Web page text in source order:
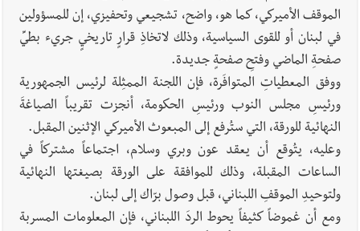
الموقف الأميركي، كما هو، واضح، تشجيعي وتحفيزي، إن للمسؤولين
في لبنان أو للقوى السياسية، وذلك لاتخاذِ قرارٍ تاريخيٍ جريء بطيِّ
صفحةِ الماضي وفتحِ صفحةٍ جديدة.
ووفق المعطياتِ المتوافَرة، فإن اللجنة الممثِلة لرئيس الجمهورية
ورئيسِ مجلس النوب ورئيسِ الحكومة، أنجزت تقريباً الصياغةَ
النهائية للورقة، التي ستُرفع إلى المبعوث الأميركي الإثنين المقبل.
وعليه، يتُوقع أن يعقد عون وبري وسلام، اجتماعاً مشتركاً في
الساعات المقبلة، وذلك للموافقة على الورقة بصيغتها النهائية
ولتوحيدِ الموقفِ اللبناني، قبل وصول برّاك إلى لبنان.
ومع أن غموضاً كثيفاً يحوط الردَ اللبناني، فإن المعلومات المسربة